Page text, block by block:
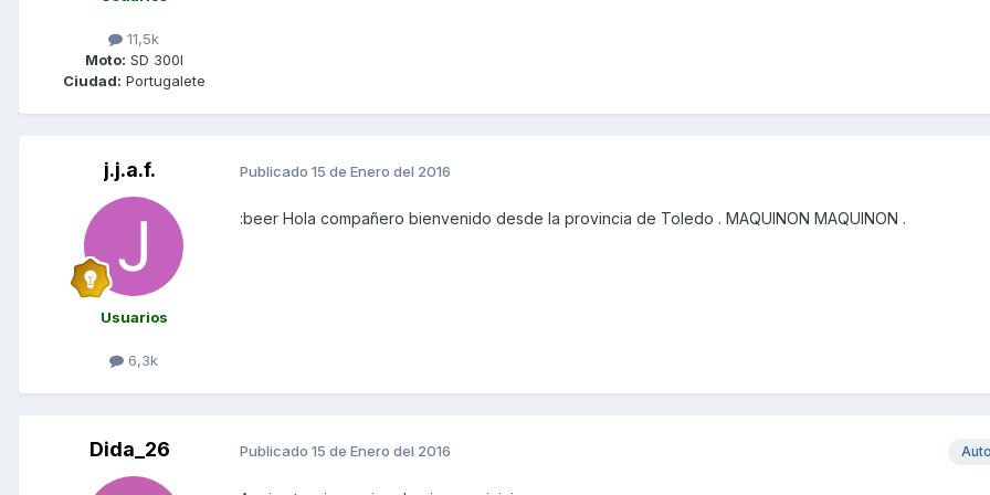
11,5k
Moto: SD 300I
Ciudad: Portugalete
j.j.a.f.
Usuarios
6,3k
Publicado 15 de Enero del 2016
:beer Hola compañero bienvenido desde la provincia de Toledo . MAQUINON MAQUINON .
Dida_26 Publicado 15 de Enero del 2016